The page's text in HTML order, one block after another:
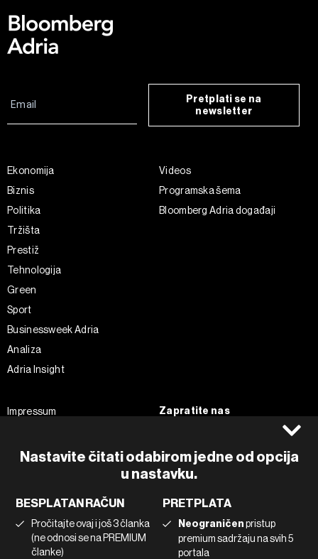
Nastavite čitati odabirom jedne od opcija
u nastavku.
BESPLATAN RAČUN
Pročitajte ovaj i još 3 članka
(ne odnosi se na PREMIUM
članke)
PRETPLATA
Neograničenpristup
premium sadržaju na svih 5
portala
Pretplati se na
newsletter
Ekonomija
Biznis
Politika
Tržišta
Prestiž
Tehnologija
Green
Sport
Businessweek Adria
Analiza
Adria Insight
Videos
Programska šema
Bloomberg Adria događaji
Impressum
Pravila privatnosti
Korištenje umjetne inteligencije
Zapratite nas
Instagram
Twitter
Tiktok